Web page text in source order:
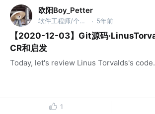
欧阳Boy_Petter
软件工程师/个人开发者 @网易 · 5年前
【2020-12-03】Git源码
CR和启发
Today, let's review Linus Torvalds's
1